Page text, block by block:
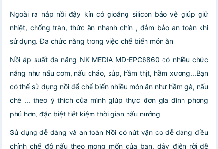
Ngoài ra nắp nồi đậy kín có gioăng silicon bảo vệ giúp giữ
nhiệt, chống tràn, thức ăn nhanh chín , đảm bảo an toàn khi
sử dụng. Đa chức năng trong việc chế biến món ăn
Nồi áp suất đa năng NK MEDIA MD-EPC6860 có nhiều chức
năng như nấu cơm, nấu cháo, súp, hầm thịt, hầm xương...Bạn
có thế sử dụng nồi để chế biến nhiều món ăn như hầm gà, nấu
chè ... theo ý thích của mình giúp thực đơn gia đình phong
phú hơn, đặc biệt tiết kiệm thời gian nấu nướng.
Sử dụng dễ dàng và an toàn Nồi có nút vặn cơ dễ dàng điều
chỉnh chế độ nấu theo mong mốn của bạn, dây điện rời dễ